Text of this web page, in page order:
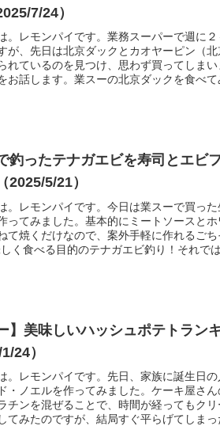
7/24）
。レモンパイです。業務スーパーで週に
が、先日は北京ダックとカオヤーピン（
れているのを見つけ、思わず買ってしま
お話します。業スーの北京ダックを食べ
釣ったテナガエビを寿司とエビ
2025/5/21）
。レモンパイです。今日は業スーで買っ
ってみました。基本的にミートソースとホ
て焼くだけなので、案外手軽に作れるごち
く食べる目的のテナガエビ釣り！それでは
】美味しいハッシュポテトラン
24）
。レモンパイです。先日、家族に誕生日
・ノエルを作ってみました。ケーキ屋さん
チンを混ぜることで、時間が経ってもク
てみたのですが、結局すぐ平らげてしまっ